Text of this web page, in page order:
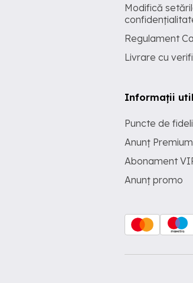
Modifică
Regulament
Livrare cu
Informații
Puncte de
Anunț Premium
Abonament
Anunț promo